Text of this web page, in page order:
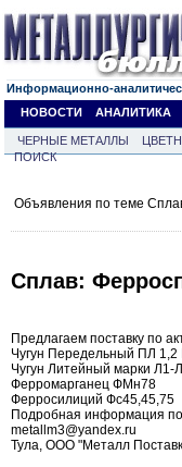
Информационно-
НОВОСТИ
АНАЛИТИКА
ЧЕРНЫЕ МЕТАЛЛЫ
ПОИСК
Объявления по теме
Сплав:
Предлагаем поставку по
Чугун Передельный ПЛ
Чугун Литейный марки
Ферромарганец ФМн78
Ферросилиций Фс45,45,75
Подробная информация
metallm3@yandex.ru
Тула, ООО "Металл